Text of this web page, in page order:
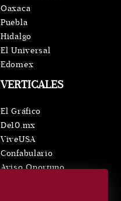
VERTICALES
El Gráfico
De10.mx
ViveUSA
Confabulario
Aviso Oportuno
Oaxaca
Puebla
Hidalgo
El Universal
Edomex